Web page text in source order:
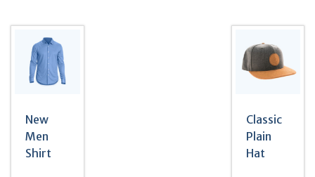
New
Men
Shirt
Classic
Plain
Hat